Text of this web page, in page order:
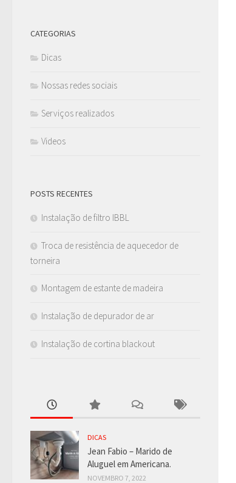
CATEGORIAS
Dicas
Nossas redes sociais
Serviços realizados
Videos
POSTS RECENTES
Instalação de filtro IBBL
Troca de resistência de aquecedor de
torneira
Montagem de estante de madeira
Instalação de depurador de ar
Instalação de cortina blackout
DICAS
Jean Fabio – Marido de
Aluguel em Americana.
NOVEMBRO 7, 2022